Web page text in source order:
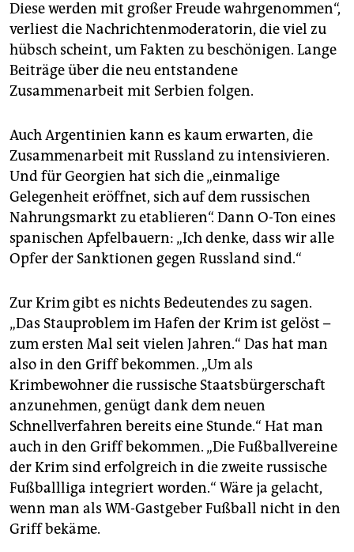
Diese werden mit großer Freude wahrgenommen“,
verliest die Nachrichtenmoderatorin, die viel zu
hübsch scheint, um Fakten zu beschönigen. Lange
Beiträge über die neu entstandene
Zusammenarbeit mit Serbien folgen.
Auch Argentinien kann es kaum erwarten, die
Zusammenarbeit mit Russland zu intensivieren.
Und für Georgien hat sich die „einmalige
Gelegenheit eröffnet, sich auf dem russischen
Nahrungsmarkt zu etablieren“. Dann O-Ton eines
spanischen Apfelbauern: „Ich denke, dass wir alle
Opfer der Sanktionen gegen Russland sind.“
Zur Krim gibt es nichts Bedeutendes zu sagen.
„Das Stauproblem im Hafen der Krim ist gelöst –
zum ersten Mal seit vielen Jahren.“ Das hat man
also in den Griff bekommen. „Um als
Krimbewohner die russische Staatsbürgerschaft
anzunehmen, genügt dank dem neuen
Schnellverfahren bereits eine Stunde.“ Hat man
auch in den Griff bekommen. „Die Fußballvereine
der Krim sind erfolgreich in die zweite russische
Fußballliga integriert worden.“ Wäre ja gelacht,
wenn man als WM-Gastgeber Fußball nicht in den
Griff bekäme.